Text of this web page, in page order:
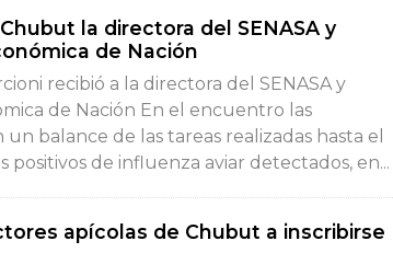
la directora del SENASA y
de Nación
recibió a la directora del SENASA y
de Nación En el encuentro las
balance de las tareas realizadas hasta el
positivos de influenza aviar detectados, en...
apícolas de Chubut a inscribirse